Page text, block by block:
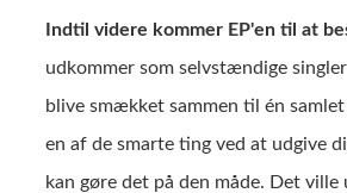
Indtil videre kommer EP'en til at
udkommer som selvstændige
blive smækket sammen til én
en af de smarte ting ved at udgive
kan gøre det på den måde. Det